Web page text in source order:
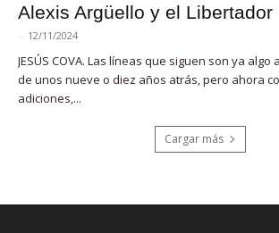
Alexis Argüello y el Libertador
- 12/11/2024
JESÚS COVA. Las líneas que siguen son ya
de unos nueve o diez años atrás, pero ahora
adiciones,...
Cargar más